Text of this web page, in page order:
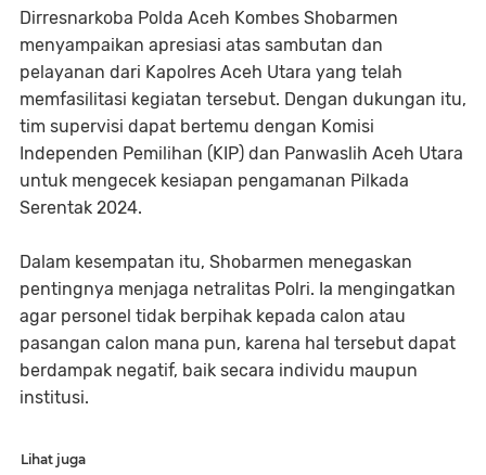
Dirresnarkoba Polda Aceh Kombes Shobarmen
menyampaikan apresiasi atas sambutan dan
pelayanan dari Kapolres Aceh Utara yang telah
memfasilitasi kegiatan tersebut. Dengan dukungan itu,
tim supervisi dapat bertemu dengan Komisi
Independen Pemilihan (KIP) dan Panwaslih Aceh Utara
untuk mengecek kesiapan pengamanan Pilkada
Serentak 2024.
Dalam kesempatan itu, Shobarmen menegaskan
pentingnya menjaga netralitas Polri. Ia mengingatkan
agar personel tidak berpihak kepada calon atau
pasangan calon mana pun, karena hal tersebut dapat
berdampak negatif, baik secara individu maupun
institusi.
Lihat juga